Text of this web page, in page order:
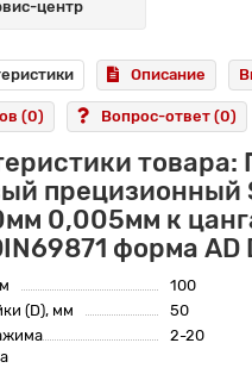
центр
Описание
(0) Вопрос-ответ (0)
товара:
прецизионный
0,005мм к
форма AD
100
(D), мм
50
2-20